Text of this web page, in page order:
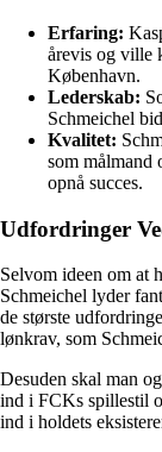
Erfaring:
årevis og ville
København.
Lederskab:
Schmeichel
Kvalitet:
som målmand
opnå succes.
Udfordringer
Selvom ideen om at
Schmeichel lyder
de største
lønkrav, som
Desuden skal man
ind i FCKs spillestil
ind i holdets